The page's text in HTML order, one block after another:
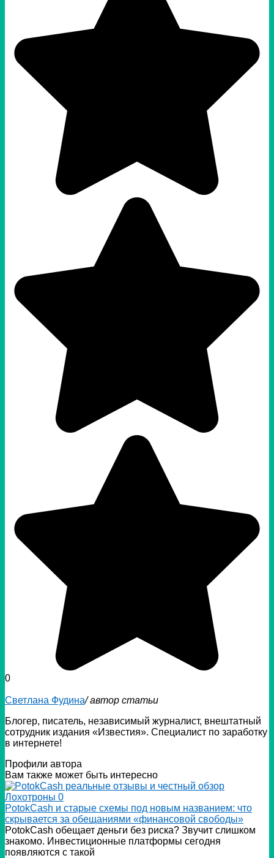
0
Светлана Фудина/ автор статьи
Блогер, писатель, независимый журналист, внештатный
сотрудник издания «Известия». Специалист по заработку
в интернете!
Профили автора
Вам также может быть интересно
Лохотроны 0
PotokCash и старые схемы под новым названием: что
скрывается за обещаниями «финансовой свободы»
PotokCash обещает деньги без риска? Звучит слишком
знакомо. Инвестиционные платформы сегодня
появляются с такой